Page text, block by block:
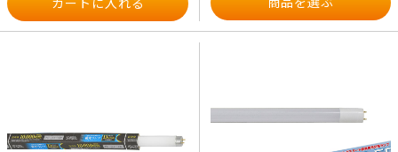
ど ・断熱材施工器具（SB・SGI・SG
形表示器具など） ・ランプと反射板
の距離が狭い器具 ・直流電源 ※この
は、放熱不良で短寿命となることが
あります。 ※密閉器具でのご使用の